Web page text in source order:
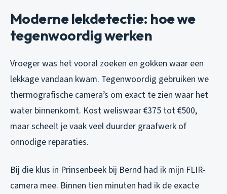
Moderne lekdetectie: hoe we
tegenwoordig werken
Vroeger was het vooral zoeken en gokken waar een
lekkage vandaan kwam. Tegenwoordig gebruiken we
thermografische camera’s om exact te zien waar het
water binnenkomt. Kost weliswaar €375 tot €500,
maar scheelt je vaak veel duurder graafwerk of
onnodige reparaties.
Bij die klus in Prinsenbeek bij Bernd had ik mijn FLIR-
camera mee. Binnen tien minuten had ik de exacte